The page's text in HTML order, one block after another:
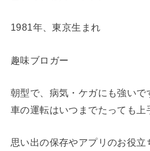
1981年、東京生まれ
趣味ブロガー
朝型で、病気・ケガにも強いで
車の運転はいつまでたっても上
思い出の保存やアプリのお役